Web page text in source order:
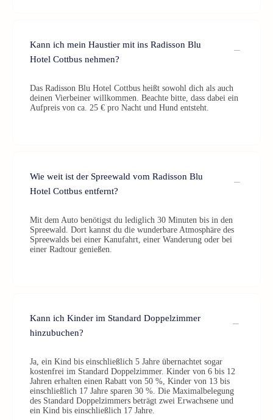
Kann ich mein Haustier mit ins Radisson Blu
Hotel Cottbus nehmen?
Das Radisson Blu Hotel Cottbus heißt sowohl dich als auch
deinen Vierbeiner willkommen. Beachte bitte, dass dabei ein
Aufpreis von ca. 25 € pro Nacht und Hund entsteht.
Wie weit ist der Spreewald vom Radisson Blu
Hotel Cottbus entfernt?
Mit dem Auto benötigst du lediglich 30 Minuten bis in den
Spreewald. Dort kannst du die wunderbare Atmosphäre des
Spreewalds bei einer Kanufahrt, einer Wanderung oder bei
einer Radtour genießen.
Kann ich Kinder im Standard Doppelzimmer
hinzubuchen?
Ja, ein Kind bis einschließlich 5 Jahre übernachtet sogar
kostenfrei im Standard Doppelzimmer. Kinder von 6 bis 12
Jahren erhalten einen Rabatt von 50 %, Kinder von 13 bis
einschließlich 17 Jahre sparen 30 %. Die Maximalbelegung
des Standard Doppelzimmers beträgt zwei Erwachsene und
ein Kind bis einschließlich 17 Jahre.